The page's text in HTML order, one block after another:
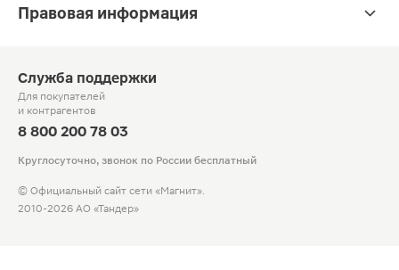
Правовая информация
Служба поддержки
Для покупателей
и контрагентов
8 800 200 78 03
Круглосуточно, звонок по России бесплатный
© Официальный сайт сети «Магнит».
2010-2026 АО «Тандер»